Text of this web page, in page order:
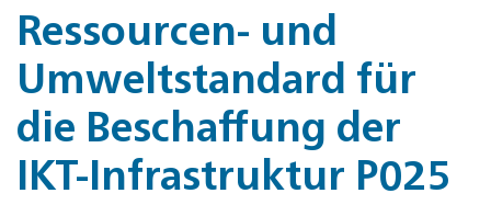
Ressourcen- und
Umweltstandard für
die Beschaffung der
IKT-Infrastruktur P025